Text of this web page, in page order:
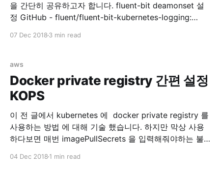
을 간단히 공유하고자 합니다. fluent-bit deamonset 설
정 GitHub - fluent/fluent-bit-kubernetes-logging:
https://raw.githubusercontent.com/fluent/fluent-bit-
kubernetes-logging/master/fluent-bit-service-
account.yaml $ kubectl create -f
07 Dec 2018 3 min read
aws
Docker private registry 간편 설정
KOPS
이 전 글에서 kubernetes 에 docker private registry 를
사용하는 방법 에 대해 기술 했습니다. 하지만 막상 사용
하다보면 매번 imagePullSecrets 을 입력해줘야하는 불
04 Dec 2018 1 min read